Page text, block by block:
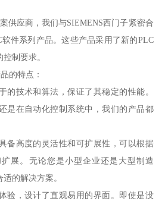
商，我们与SIEMENS西门子紧密合
件系列产品。这些产品采用了新的PLC
制要求。
的特点：
的技术和算法，保证了其稳定的性能。
是在自动化控制系统中，我们的产品都
备高度的灵活性和可扩展性，可以根据
展。无论您是小型企业还是大型制造
的解决方案。
验，设计了直观易用的界面。即使是没